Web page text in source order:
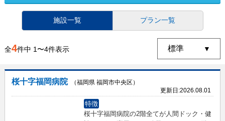
施設一覧 プラン一覧
全4件中 1〜4件表示
桜十字福岡病院
（福岡県 福岡市中央区）
更新日:2026.08.01
特徴
桜十字福岡病院の2階全てが人間ドック・健